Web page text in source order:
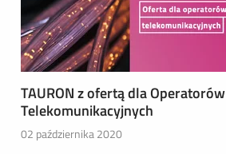
TAURON z ofertą dla Operatorów
Telekomunikacyjnych
02 października 2020